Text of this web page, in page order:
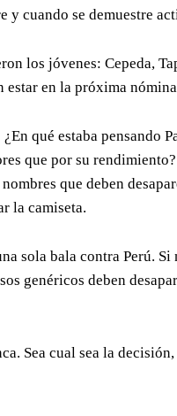
y cuando se demuestre
los jóvenes: Cepeda,
estar en la próxima
qué estaba pensando
que por su
que deben
la camiseta.
sola bala contra Perú.
genéricos deben
Sea cual sea la